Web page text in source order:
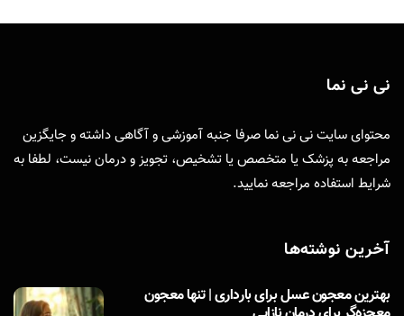
نی نی نما
محتوای سایت نی نی نما صرفا جنبه آموزشی و آگاهی داشته و جایگزین
مراجعه به پزشک یا متخصص یا تشخیص، تجویز و درمان نیست، لطفا به
شرایط استفاده مراجعه نمایید.
آخرین نوشته‌ها
بهترین معجون عسل برای بارداری | تنها معجون